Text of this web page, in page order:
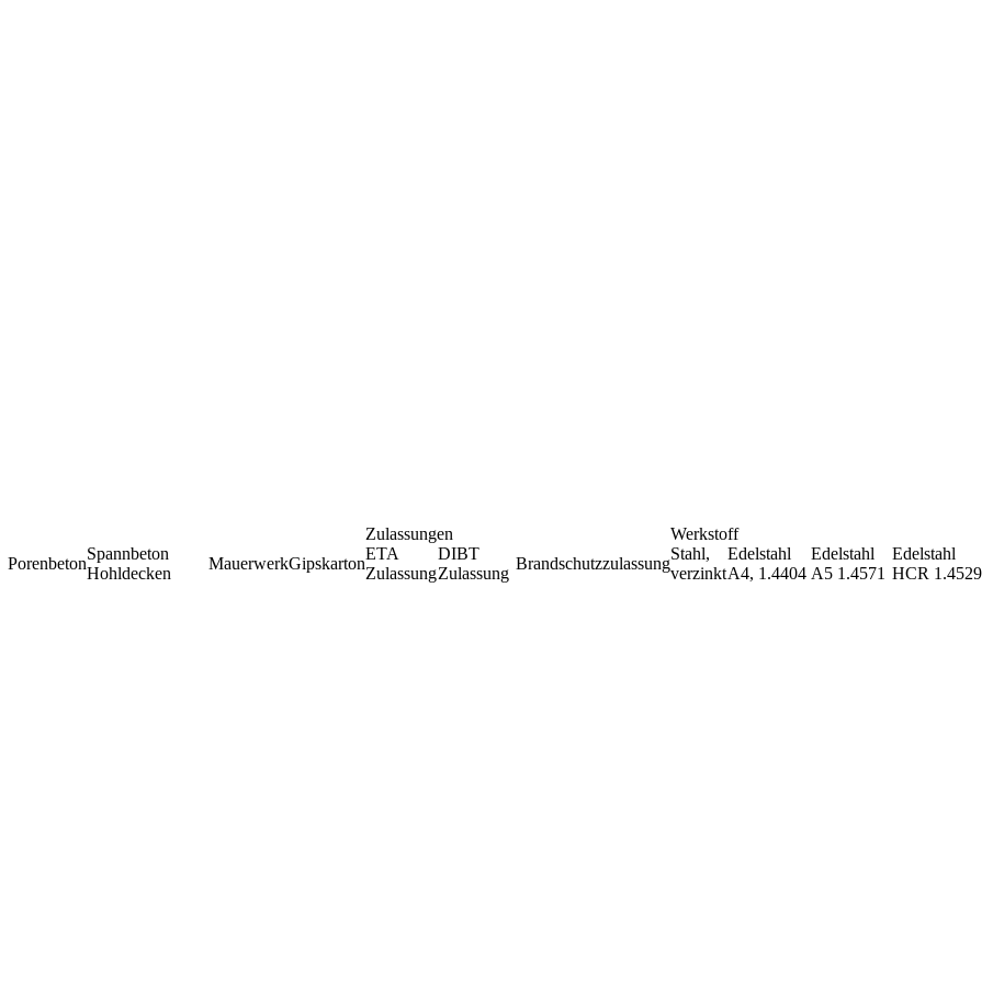
Zulassungen Werkstoff
Porenbeton
Spannbeton
Hohldecken
MauerwerkGipskarton
ETA
Zulassung
DIBT
Zulassung
Brandschutzzulassung
Stahl,
verzinkt
Edelstahl
A4, 1.4404
Edelstahl
A5 1.4571
Edelstahl
HCR 1.4529